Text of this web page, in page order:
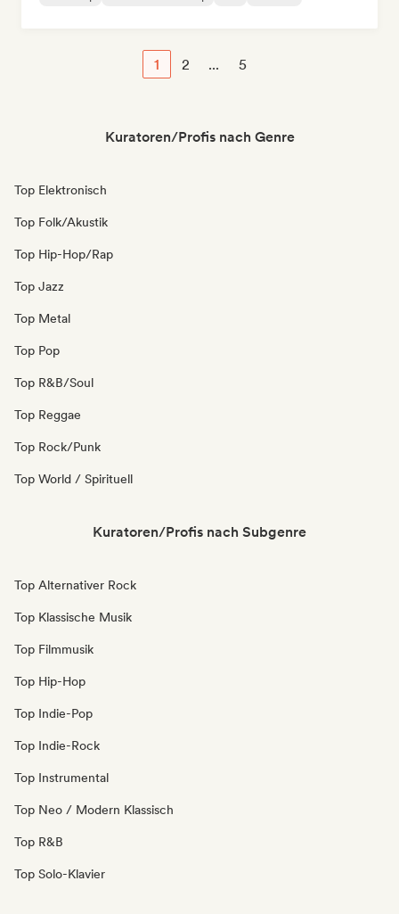
1 2 ... 5
Kuratoren/Profis nach Genre
Top Elektronisch
Top Folk/Akustik
Top Hip-Hop/Rap
Top Jazz
Top Metal
Top Pop
Top R&B/Soul
Top Reggae
Top Rock/Punk
Top World / Spirituell
Kuratoren/Profis nach Subgenre
Top Alternativer Rock
Top Klassische Musik
Top Filmmusik
Top Hip-Hop
Top Indie-Pop
Top Indie-Rock
Top Instrumental
Top Neo / Modern Klassisch
Top R&B
Top Solo-Klavier